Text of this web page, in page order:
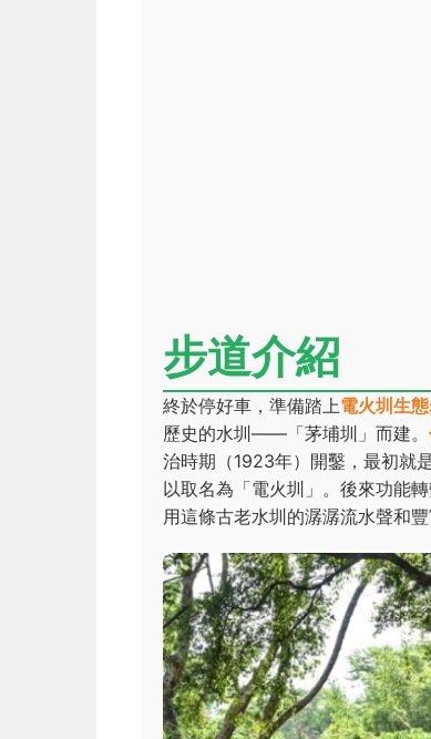
步道介紹
終於停好車，準備踏上電火圳生
歷史的水圳——「茅埔圳」而建。
治時期（1923年）開鑿，最初就
以取名為「電火圳」。後來功能
用這條古老水圳的潺潺流水聲和